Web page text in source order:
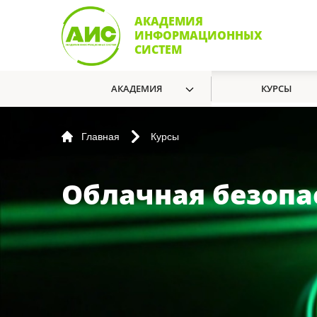
АКАДЕМИЯ
ИНФОРМАЦИОННЫХ
СИСТЕМ
АКАДЕМИЯ КУРСЫ
Главная Курсы
Облачная